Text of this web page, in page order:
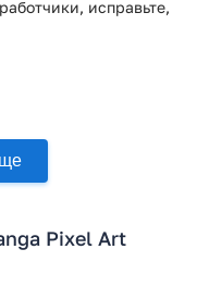
исправьте,
Pixel Art